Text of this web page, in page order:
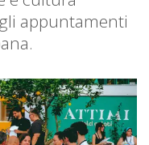
appuntamenti